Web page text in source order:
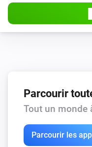
Parcourir
Tout un monde
Parcourir les